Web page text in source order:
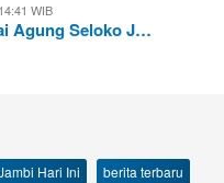
WIB
Agung Seloko J…
Hari Ini
berita terbaru